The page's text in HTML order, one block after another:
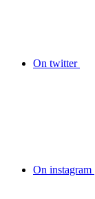
On twitter
On instagram